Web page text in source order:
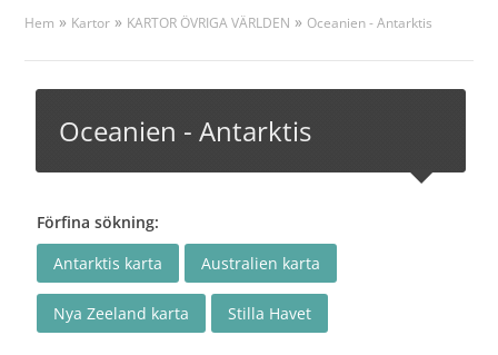
Hem » Kartor » KARTOR ÖVRIGA VÄRLDEN » Oceanien - Antarktis
Oceanien - Antarktis
Förfina sökning:
Antarktis karta
Australien karta
Nya Zeeland karta Stilla Havet